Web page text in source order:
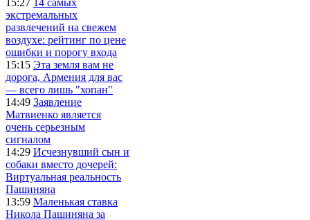
экстремальных
развлечений на свежем
воздухе: рейтинг по цене
ошибки и порогу входа
15:15 Эта земля вам не
дорога, Армения для вас
— всего лишь "хопан"
14:49 Заявление
Матвиенко является
очень серьезным
сигналом
14:29 Исчезнувший сын и
собаки вместо дочерей:
Виртуальная реальность
Пашиняна
13:59 Маленькая ставка
Никола Пашиняна за